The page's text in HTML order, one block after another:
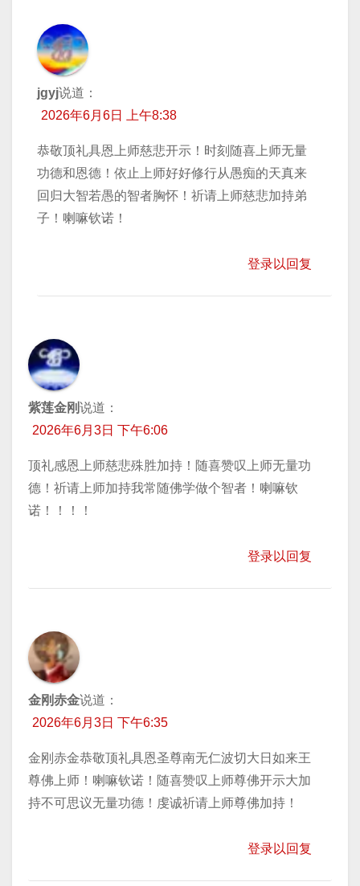
jgyj说道：
2026年6月6日 上午8:38
恭敬顶礼具恩上师慈悲开示！时刻随喜上师无量
功德和恩德！依止上师好好修行从愚痴的天真来
回归大智若愚的智者胸怀！祈请上师慈悲加持弟
子！喇嘛钦诺！
登录以回复
紫莲金刚说道：
2026年6月3日 下午6:06
顶礼感恩上师慈悲殊胜加持！随喜赞叹上师无量功
德！祈请上师加持我常随佛学做个智者！喇嘛钦
诺！！！！
登录以回复
金刚赤金说道：
2026年6月3日 下午6:35
金刚赤金恭敬顶礼具恩圣尊南无仁波切大日如来王
尊佛上师！喇嘛钦诺！随喜赞叹上师尊佛开示大加
持不可思议无量功德！虔诚祈请上师尊佛加持！
登录以回复